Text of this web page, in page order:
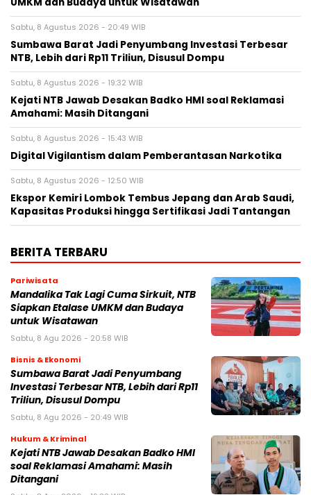
Sabtu, 8 Agustus 2026 - 20:49 WIB
Sumbawa Barat Jadi Penyumbang Investasi Terbesar
NTB, Lebih dari Rp11 Triliun, Disusul Dompu
Sabtu, 8 Agustus 2026 - 19:32 WIB
Kejati NTB Jawab Desakan Badko HMI soal Reklamasi
Amahami: Masih Ditangani
Sabtu, 8 Agustus 2026 - 15:43 WIB
Digital Vigilantism dalam Pemberantasan Narkotika
Sabtu, 8 Agustus 2026 - 12:50 WIB
Ekspor Kemiri Lombok Tembus Jepang dan Arab Saudi,
Kapasitas Produksi hingga Sertifikasi Jadi Tantangan
BERITA TERBARU
Pariwisata
Mandalika Tak Lagi Cuma Sirkuit, NTB
Siapkan Etalase UMKM dan Budaya
untuk Wisatawan
Sabtu, 8 Agu 2026 - 20:58 WIB
Bisnis & Ekonomi
Sumbawa Barat Jadi Penyumbang
Investasi Terbesar NTB, Lebih dari Rp11
Triliun, Disusul Dompu
Sabtu, 8 Agu 2026 - 20:49 WIB
Hukum & Kriminal
Kejati NTB Jawab Desakan Badko HMI
soal Reklamasi Amahami: Masih
Ditangani